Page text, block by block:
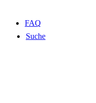
FAQ
Suche